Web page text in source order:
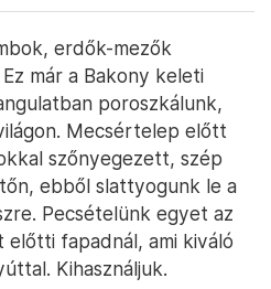
erdők-mezők
már a Bakony keleti
poroszkálunk,
Mecsértelep előtt
szőnyegezett, szép
ebből slattyogunk le a
Pecsételünk egyet az
fapadnál, ami kiváló
Kihasználjuk.